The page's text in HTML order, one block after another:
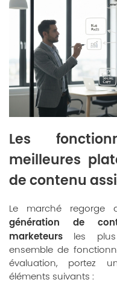
Les
meilleures
de contenu
Le marché regorge
génération de
marketeurs les plus
ensemble de
évaluation, portez
éléments suivants :